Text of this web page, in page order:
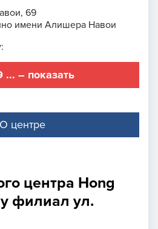
69
имени Алишера Навои
... – показать
О центре
центра Hong
филиал ул.